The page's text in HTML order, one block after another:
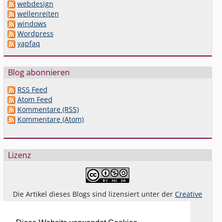
webdesign
wellenreiten
windows
Wordpress
yapfaq
Blog abonnieren
RSS Feed
Atom Feed
Kommentare (RSS)
Kommentare (Atom)
Lizenz
Die Artikel dieses Blogs sind lizensiert unter derCreative